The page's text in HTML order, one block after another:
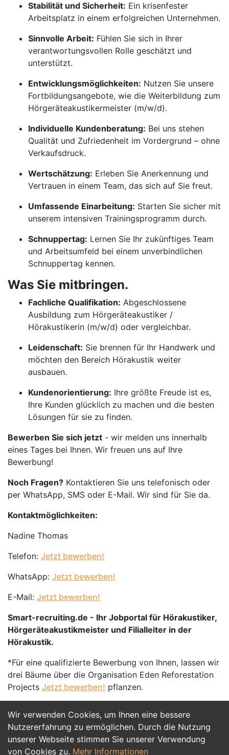
Wir verwenden Cookies, um Ihnen eine bessere
Nutzererfahrung zu ermöglichen. Durch die Nutzung
unserer Webseite stimmen Sie unserer Verwendung
von Cookies zu. Mehr Informationen
Stabilität und Sicherheit: Ein krisenfester
Arbeitsplatz in einem erfolgreichen Unternehmen.
Sinnvolle Arbeit: Fühlen Sie sich in Ihrer
verantwortungsvollen Rolle geschätzt und
unterstützt.
Entwicklungsmöglichkeiten: Nutzen Sie unsere
Fortbildungsangebote, wie die Weiterbildung zum
Hörgeräteakustikermeister (m/w/d).
Individuelle Kundenberatung: Bei uns stehen
Qualität und Zufriedenheit im Vordergrund – ohne
Verkaufsdruck.
Wertschätzung: Erleben Sie Anerkennung und
Vertrauen in einem Team, das sich auf Sie freut.
Umfassende Einarbeitung: Starten Sie sicher mit
unserem intensiven Trainingsprogramm durch.
Schnuppertag: Lernen Sie Ihr zukünftiges Team
und Arbeitsumfeld bei einem unverbindlichen
Schnuppertag kennen.
Was Sie mitbringen.
Fachliche Qualifikation: Abgeschlossene
Ausbildung zum Hörgeräteakustiker /
Hörakustikerin (m/w/d) oder vergleichbar.
Leidenschaft: Sie brennen für Ihr Handwerk und
möchten den Bereich Hörakustik weiter
ausbauen.
Kundenorientierung: Ihre größte Freude ist es,
Ihre Kunden glücklich zu machen und die besten
Lösungen für sie zu finden.
Bewerben Sie sich jetzt - wir melden uns innerhalb
eines Tages bei Ihnen. Wir freuen uns auf Ihre
Bewerbung!
Noch Fragen? Kontaktieren Sie uns telefonisch oder
per WhatsApp, SMS oder E-Mail. Wir sind für Sie da.
Kontaktmöglichkeiten:
Nadine Thomas
Telefon: Jetzt bewerben!
WhatsApp: Jetzt bewerben!
E-Mail: Jetzt bewerben!
Smart-recruiting.de - Ihr Jobportal für Hörakustiker,
Hörgeräteakustikmeister und Filialleiter in der
Hörakustik.
*Für eine qualifizierte Bewerbung von Ihnen, lassen wir
drei Bäume über die Organisation Eden Reforestation
Projects Jetzt bewerben! pflanzen.
Jetzt Bewerben